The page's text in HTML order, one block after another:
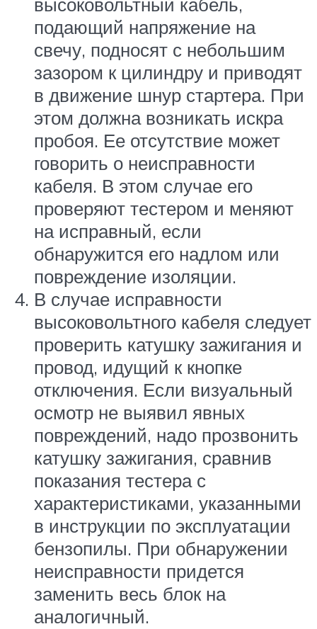
высоковольтный кабель,
подающий напряжение на
свечу, подносят с небольшим
зазором к цилиндру и приводят
в движение шнур стартера. При
этом должна возникать искра
пробоя. Ее отсутствие может
говорить о неисправности
кабеля. В этом случае его
проверяют тестером и меняют
на исправный, если
обнаружится его надлом или
повреждение изоляции.
В случае исправности
высоковольтного кабеля следует
проверить катушку зажигания и
провод, идущий к кнопке
отключения. Если визуальный
осмотр не выявил явных
повреждений, надо прозвонить
катушку зажигания, сравнив
показания тестера с
характеристиками, указанными
в инструкции по эксплуатации
бензопилы. При обнаружении
неисправности придется
заменить весь блок на
аналогичный.